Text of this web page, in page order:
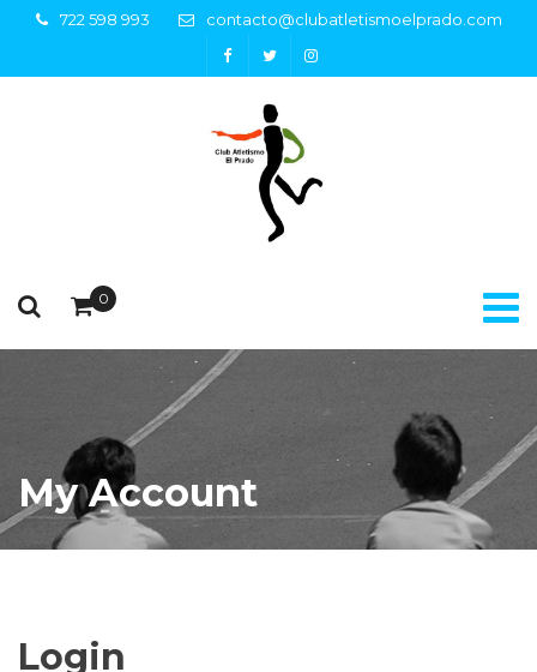
722 598 993 contacto@clubatletismoelprado.com
0
My Account
Login